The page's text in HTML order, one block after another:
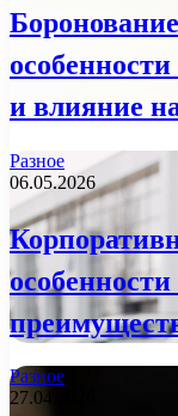
и влияние
Разное
06.05.2026
Разное
27.04.2026